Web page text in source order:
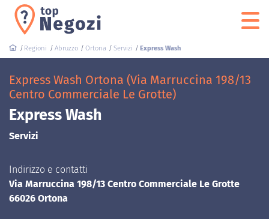
Regioni Abruzzo Ortona Servizi Express Wash
Express Wash Ortona (Via Marruccina 198/13
Centro Commerciale Le Grotte)
Express Wash
Servizi
Indirizzo e contatti
Via Marruccina 198/13 Centro Commerciale Le Grotte
66026 Ortona